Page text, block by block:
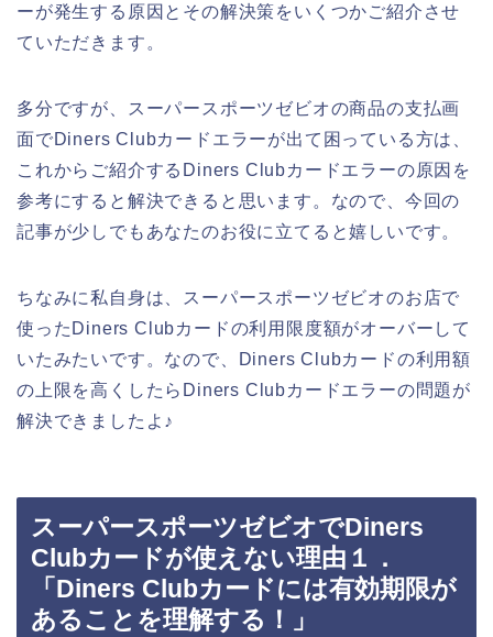
ーが発生する原因とその解決策をいくつかご紹介させ
ていただきます。
多分ですが、スーパースポーツゼビオの商品の支払画
面でDiners Clubカードエラーが出て困っている方は、
これからご紹介するDiners Clubカードエラーの原因を
参考にすると解決できると思います。なので、今回の
記事が少しでもあなたのお役に立てると嬉しいです。
ちなみに私自身は、スーパースポーツゼビオのお店で
使ったDiners Clubカードの利用限度額がオーバーして
いたみたいです。なので、Diners Clubカードの利用額
の上限を高くしたらDiners Clubカードエラーの問題が
解決できましたよ♪
スーパースポーツゼビオでDiners
Clubカードが使えない理由１．
「Diners Clubカードには有効期限が
あることを理解する！」